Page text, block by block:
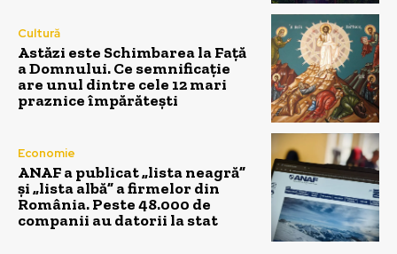
Cultură
Astăzi este Schimbarea la Față
a Domnului. Ce semnificație
are unul dintre cele 12 mari
praznice împărătești
Economie
ANAF a publicat „lista neagră”
și „lista albă” a firmelor din
România. Peste 48.000 de
companii au datorii la stat